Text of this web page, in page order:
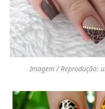
Imagem / Reprodução: